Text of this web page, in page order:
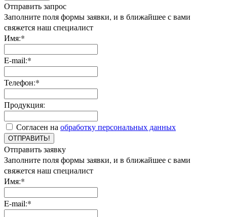
Отправить запрос
Заполните поля формы заявки, и в ближайшее с вами
свяжется наш специалист
Имя:*
E-mail:*
Телефон:*
Продукция:
Согласен на обработку персональных данных
ОТПРАВИТЬ!
Отправить заявку
Заполните поля формы заявки, и в ближайшее с вами
свяжется наш специалист
Имя:*
E-mail:*